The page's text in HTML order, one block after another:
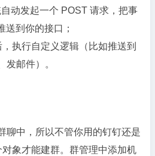
动发起一个 POST 请求，把事
送到你的接口；
执行自定义逻辑（比如推送到
发邮件）。
聊中，所以不管你用的钉钉还是
象才能建群。群管理中添加机